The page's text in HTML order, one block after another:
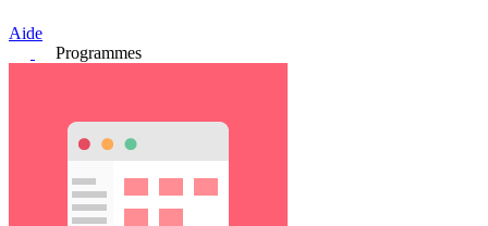
Aide
Programmes